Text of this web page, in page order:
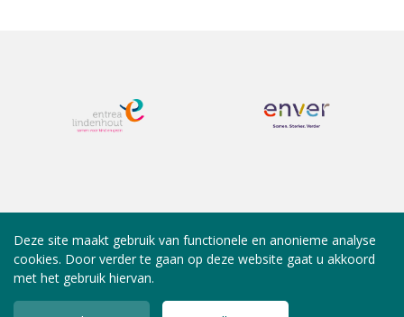
Deze site maakt gebruik van functionele en anonieme analyse
cookies. Door verder te gaan op deze website gaat u akkoord
met het gebruik hiervan.